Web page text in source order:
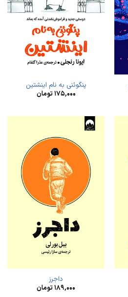
پنگوئنی به نام اینشتین
۱۷۵,۰۰۰تومان
داجرز
۱۸۹,۰۰۰تومان